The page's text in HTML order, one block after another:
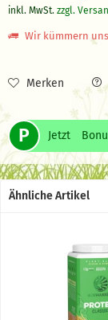
inkl. MwSt. zzgl.
Wir kümmern
Merken
P Jetzt
Ähnliche Artikel